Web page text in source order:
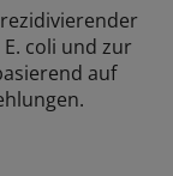
coli und zur
auf